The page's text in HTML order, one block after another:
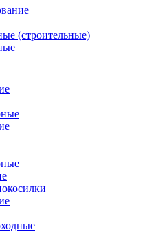
(строительные)